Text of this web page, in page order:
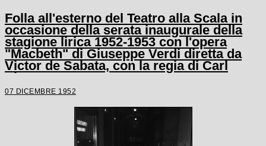
Folla all'esterno del Teatro alla Scala in
occasione della serata inaugurale della
stagione lirica 1952-1953 con l'opera
"Macbeth" di Giuseppe Verdi diretta da
Victor de Sabata, con la regia di Carl
Ebert
07 DICEMBRE 1952